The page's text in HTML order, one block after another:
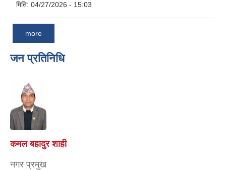
मिति: 04/27/2026 - 15:03
more
जन प्रतिनिधि
कमल बहादुर शाही
नगर प्रमुख